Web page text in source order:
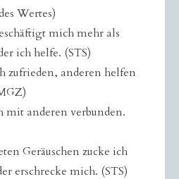
Wertes)
mich mehr als
ich helfe. (STS)
zufrieden, anderen helfen
mit anderen verbunden.
Geräuschen zucke ich
erschrecke mich. (STS)